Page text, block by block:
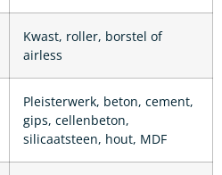
Kwast, roller, borstel of
airless
Pleisterwerk, beton, cement,
gips, cellenbeton,
silicaatsteen, hout, MDF